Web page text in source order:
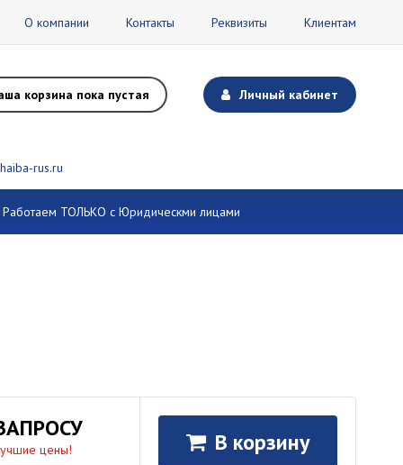
О компании Контакты Реквизиты Клиентам
корзина пока пустая Личный кабинет
rus.ru
Работаем ТОЛЬКО с Юридическми лицами
цены! В корзину